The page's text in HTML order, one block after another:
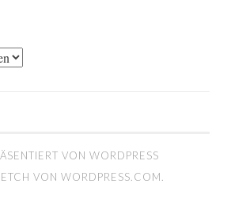
VON WORDPRESS
VON WORDPRESS.COM